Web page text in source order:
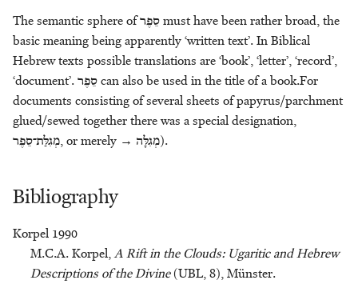
The semantic sphere ofסֵפֶרmust have been rather broad, the
basic meaning being apparently ‘written text’. In Biblical
Hebrew texts possible translations are ‘book’, ‘letter’, ‘record’,
‘document’.סֵפֶרcan also be used in the title of a book.For
documents consisting of several sheets of papyrus/parchment
glued/sewed together there was a special designation,
מְגִלַּת־סֵפֶר, or merely → מְגִלָּה).
Bibliography
Korpel 1990
M.C.A. Korpel,A Rift in the Clouds: Ugaritic and Hebrew
Descriptions of the Divine(UBL, 8), Münster.